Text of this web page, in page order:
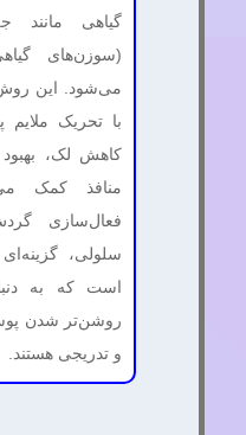
گیاهی مانند
(سوزن‌های
می‌شود. این روش
با تحریک
کاهش لک،
منافذ کمک
فعال‌سازی
سلولی،
است که به
روشن‌تر شدن
و تدریجی هستند.